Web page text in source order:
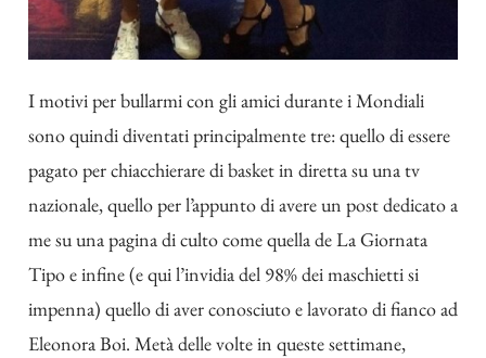
I motivi per bullarmi con gli amici durante i Mondiali
sono quindi diventati principalmente tre: quello di essere
pagato per chiacchierare di basket in diretta su una tv
nazionale, quello per l’appunto di avere un post dedicato a
me su una pagina di culto come quella de La Giornata
Tipo e infine (e qui l’invidia del 98% dei maschietti si
impenna) quello di aver conosciuto e lavorato di fianco ad
Eleonora Boi. Metà delle volte in queste settimane,